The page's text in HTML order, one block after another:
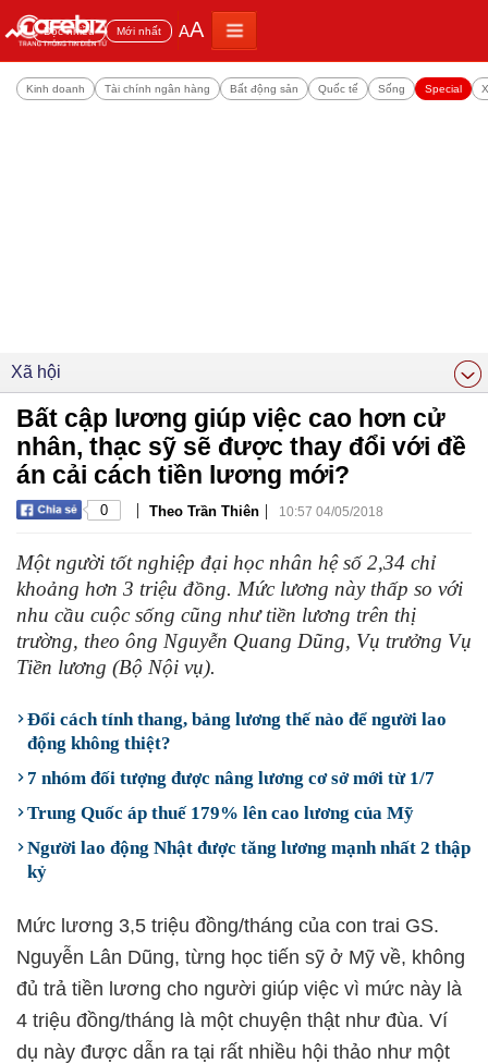
Đọc nhiều Mới nhất AA
Kinh doanh Tài chính ngân hàng Bất động sản Quốc tế Sống Special
Xã hội
Bất cập lương giúp việc cao hơn cử
nhân, thạc sỹ sẽ được thay đổi với đề
án cải cách tiền lương mới?
0 | Theo Trần Thiên | 10:57 04/05/2018
Một người tốt nghiệp đại học nhân hệ số 2,34 chỉ
khoảng hơn 3 triệu đồng. Mức lương này thấp so với
nhu cầu cuộc sống cũng như tiền lương trên thị
trường, theo ông Nguyễn Quang Dũng, Vụ trưởng Vụ
Tiền lương (Bộ Nội vụ).
Đổi cách tính thang, bảng lương thế nào để người lao
động không thiệt?
7 nhóm đối tượng được nâng lương cơ sở mới từ 1/7
Trung Quốc áp thuế 179% lên cao lương của Mỹ
Người lao động Nhật được tăng lương mạnh nhất 2 thập
kỷ
Mức lương 3,5 triệu đồng/tháng của con trai GS.
Nguyễn Lân Dũng, từng học tiến sỹ ở Mỹ về, không
đủ trả tiền lương cho người giúp việc vì mức này là
4 triệu đồng/tháng là một chuyện thật như đùa. Ví
dụ này được dẫn ra tại rất nhiều hội thảo như một